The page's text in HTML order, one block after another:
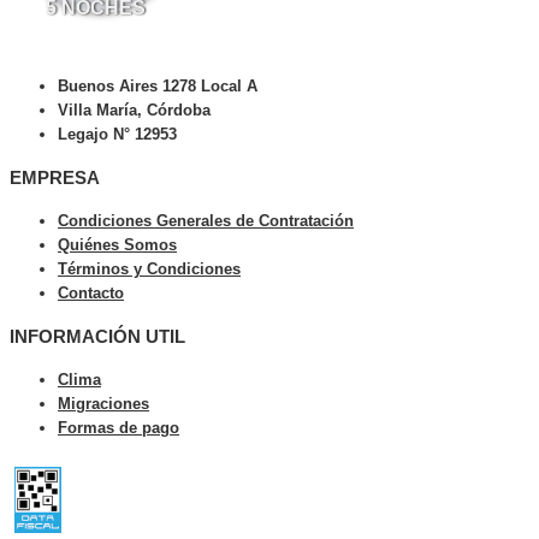
5NOCHES
Buenos Aires 1278 Local A
Villa María, Córdoba
Legajo N° 12953
EMPRESA
Condiciones Generales de Contratación
Quiénes Somos
Términos y Condiciones
Contacto
INFORMACIÓN UTIL
Clima
Migraciones
Formas de pago